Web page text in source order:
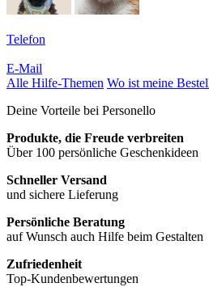
Telefon
E-Mail
Alle Hilfe-Themen Wo ist meine
Deine Vorteile bei Personello
Produkte, die Freude verbreiten
Über 100 persönliche Geschenkideen
Schneller Versand
und sichere Lieferung
Persönliche Beratung
auf Wunsch auch Hilfe beim Gestalten
Zufriedenheit
Top-Kundenbewertungen